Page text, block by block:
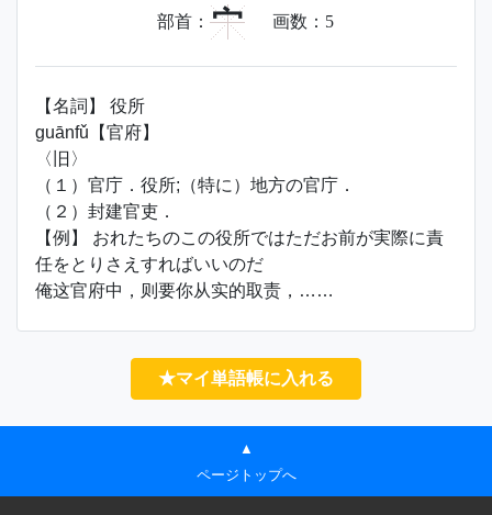
部首： 宀 画数： 5
【名詞】 役所
guānfǔ【官府】
〈旧〉
（１）官庁．役所;（特に）地方の官庁．
（２）封建官吏．
【例】 おれたちのこの役所ではただお前が実際に責
任をとりさえすればいいのだ
俺这官府中，则要你从实的取责，……
★マイ単語帳に入れる
▲
ページトップへ